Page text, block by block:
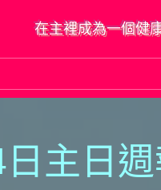
在主裡成為一個健
主日